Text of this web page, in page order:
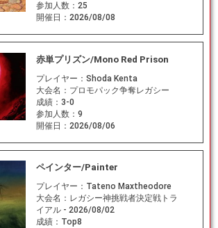
参加人数： 25
開催日： 2026/08/08
赤単プリズン/Mono Red Prison
プレイヤー： Shoda Kenta
大会名： プロモパック争奪レガシー
成績： 3-0
参加人数： 9
開催日： 2026/08/06
ペインター/Painter
プレイヤー： Tateno Maxtheodore
大会名： レガシー神挑戦者決定戦トラ
イアル - 2026/08/02
成績： Top8